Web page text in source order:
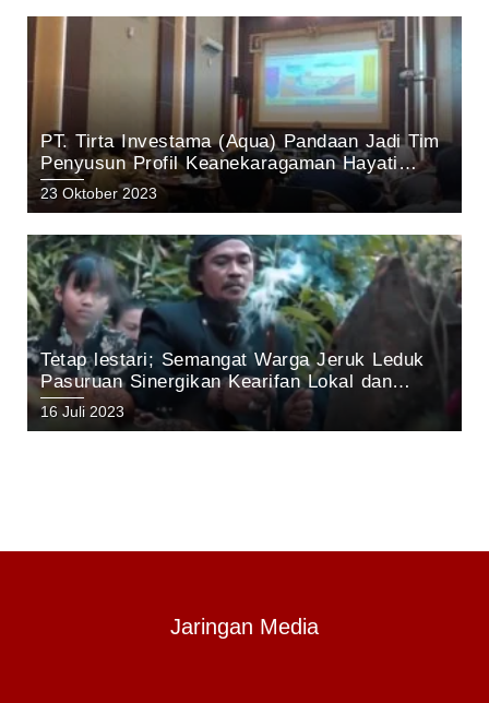
PT. Tirta Investama (Aqua) Pandaan Jadi Tim
Penyusun Profil Keanekaragaman Hayati
Kabupaten Pasuruan Tahun 2023
23 Oktober 2023
Tetap lestari; Semangat Warga Jeruk Leduk
Pasuruan Sinergikan Kearifan Lokal dan
Pelestarian Alam di Kawasan Gunung Arjuno
16 Juli 2023
Jaringan Media